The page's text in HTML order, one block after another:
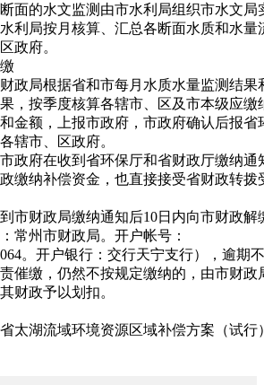
面的水文监测由市水利局组织市水文局
利局按月核算、汇总各断面水质和水量
政府。
局根据省和市每月水质水量监测结果
，按季度核算各辖市、区及市本级应缴
金额，上报市政府，市政府确认后报省
辖市、区政府。
府在收到省环保厅和省财政厅缴纳通
缴纳补偿资金，也直接接受省财政转拨
财政局缴纳通知后10日内向市财政解
常州市财政局。开户帐号：
。开户银行：交行天宁支行），逾期
催缴，仍然不按规定缴纳的，由市财政
财政予以划扣。
湖流域环境资源区域补偿方案（试行